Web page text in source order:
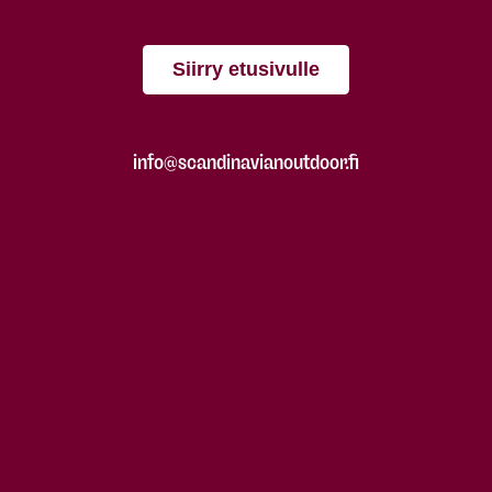
Siirry etusivulle
info@scandinavianoutdoor.fi